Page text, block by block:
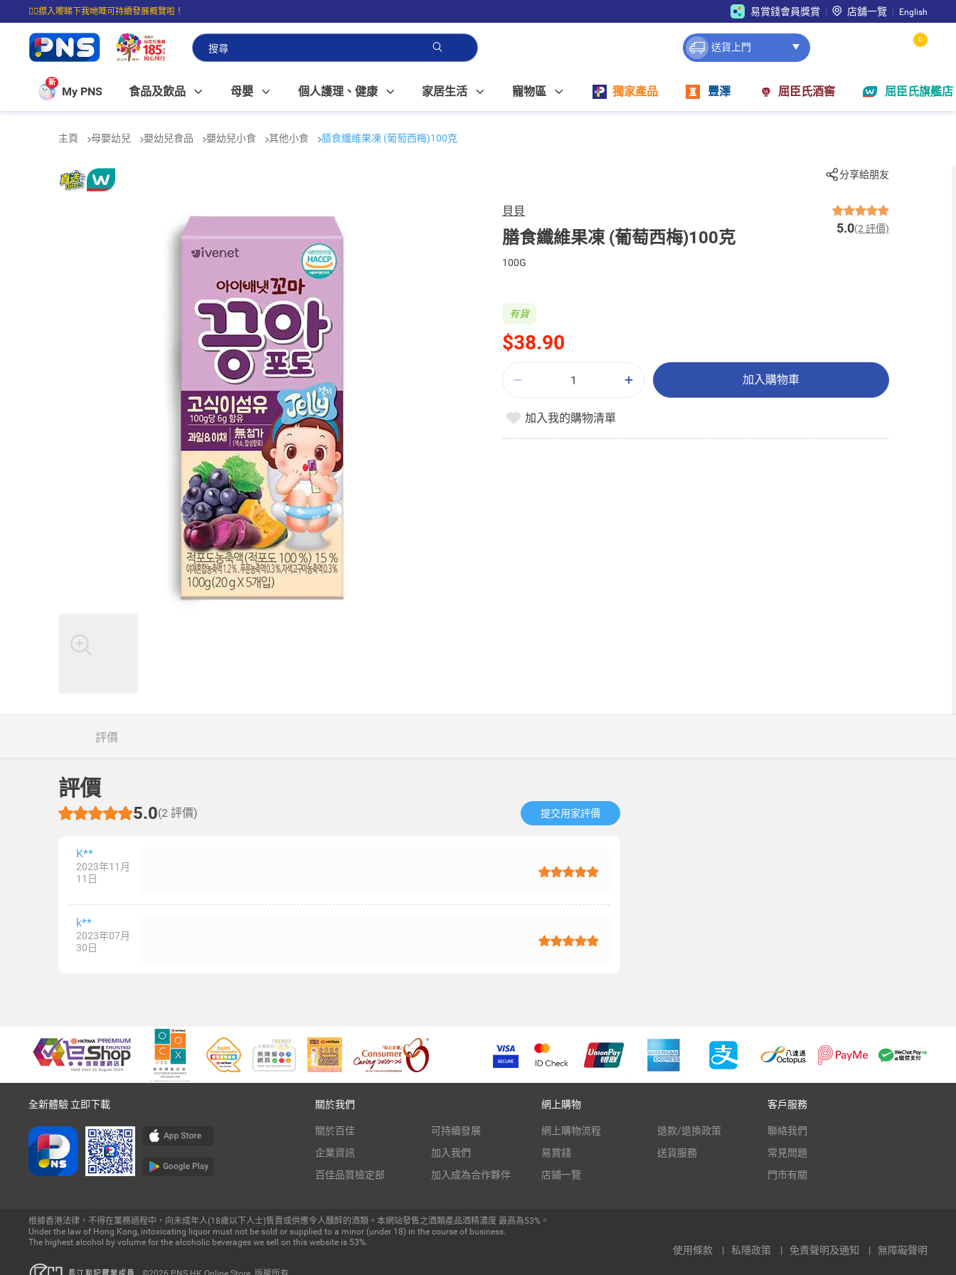
☝🏼㩒入嚟睇下我哋嘅可持續發展概覽啦！
⭐購物滿$399即享免費送貨；滿$100即可免費店取。
易賞錢會員獎賞 店舖一覽 English
送貨上門
0
新
My PNS 食品及飲品 母嬰 個人護理、健康 家居生活 寵物區 獨家產品 豐澤 屈臣氏酒窖 屈臣氏旗艦店
主頁 母嬰幼兒 嬰幼兒食品 嬰幼兒小食 其他小食 膳食纖維果凍 (葡萄西梅)100克
分享給朋友
貝貝
膳食纖維果凍 (葡萄西梅)100克 5.0(2 評價)
100G
$38.90
有貨
加入購物車
加入我的購物清單
評價
評價
5.0(2 評價) 提交用家評價​
K**
2023年11月
11日
k**
2023年07月
30日
全新體驗 立即下載 關於我們
關於百佳
企業資訊
百佳品質檢定部
可持續發展
加入我們
加入成為合作夥伴
網上購物
網上購物流程
易賞錢
店鋪一覽
退款/退換政策
送貨服務
客戶服務
聯絡我們
常見問題
門市有關
根據香港法律，不得在業務過程中，向未成年人(18歲以下人士)售賣或供應令人醺醉的酒類。本網站發售之酒類產品酒精濃度 最高為53%。
Under the law of Hong Kong, intoxicating liquor must not be sold or supplied to a minor (under 18) in the course of business.
The highest alcohol by volume for the alcoholic beverages we sell on this website is 53%.
使用條款 私隱政策 免責聲明及通知 無障礙聲明